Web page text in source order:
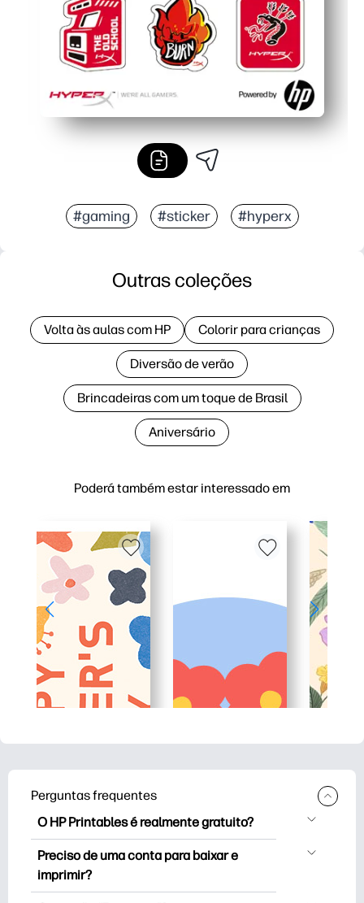
#gaming #sticker #hyperx
Poderá também estar interessado em
Outras coleções
Volta às aulas com HP Colorir para crianças
Diversão de verão
Brincadeiras com um toque de Brasil
Aniversário
Perguntas frequentes
O HP Printables é realmente gratuito?
O HP Printables oferece mais de 2,500
impressoras gratuitas para baixar e
imprimir. Explore páginas populares para
Preciso de uma conta para baixar e
imprimir?